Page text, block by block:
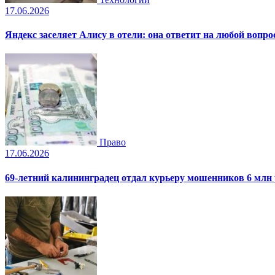
17.06.2026
Яндекс заселяет Алису в отели: она ответит на любой
Право
17.06.2026
69-летний калининградец отдал курьеру мошенников 6 млн